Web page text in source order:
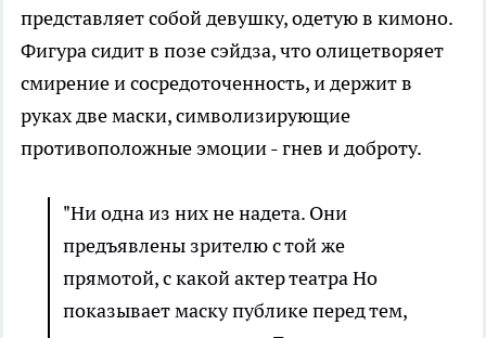
представляет собой девушку, одетую в кимоно.
Фигура сидит в позе сэйдза, что олицетворяет
смирение и сосредоточенность, и держит в
руках две маски, символизирующие
противоположные эмоции - гнев и доброту.
"Ни одна из них не надета. Они
предъявлены зрителю с той же
прямотой, с какой актер театра Но
показывает маску публике перед тем,